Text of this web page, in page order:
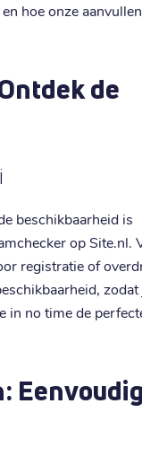
hoe onze
de
beschikbaarheid is
op Site.nl.
registratie of
zodat
in no time de